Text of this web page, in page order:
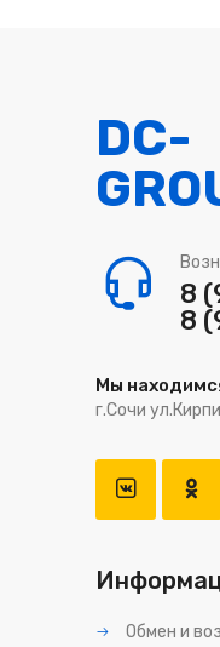
DC-
8
8
Мы
г.Сочи
Обмен и